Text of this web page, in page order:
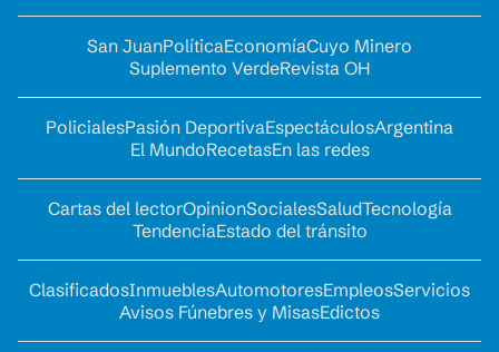
San JuanPolíticaEconomíaCuyo Minero
Suplemento VerdeRevista OH
PolicialesPasión DeportivaEspectáculosArgentina
El MundoRecetasEn las redes
Cartas del lectorOpinionSocialesSaludTecnología
TendenciaEstado del tránsito
ClasificadosInmueblesAutomotoresEmpleosServicios
Avisos Fúnebres y MisasEdictos